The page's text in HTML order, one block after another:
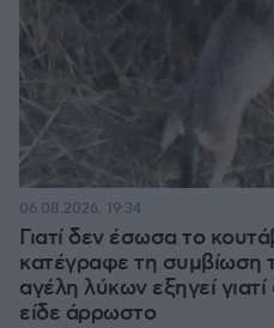
Γιατί δεν έσωσα το
κατέγραφε τη συμβίωση
αγέλη λύκων εξηγεί
είδε άρρωστο
06.08.2026, 19:34